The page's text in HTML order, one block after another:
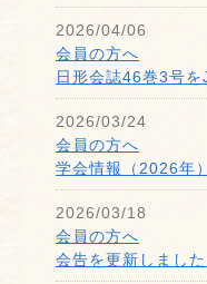
2026/04/06
会員の方へ
日形会誌46巻3号を
2026/03/24
会員の方へ
学会情報（2026年
2026/03/18
会員の方へ
会告を更新しました